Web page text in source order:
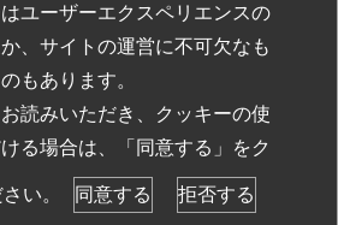
ELECTRONICS CORPORATION
ユーザーエクスペリエンスの
、サイトの運営に不可欠なも
のもあります。
読みいただき 、クッキーの使
る場合は、「同意する」をク
い。 同意する 拒否する